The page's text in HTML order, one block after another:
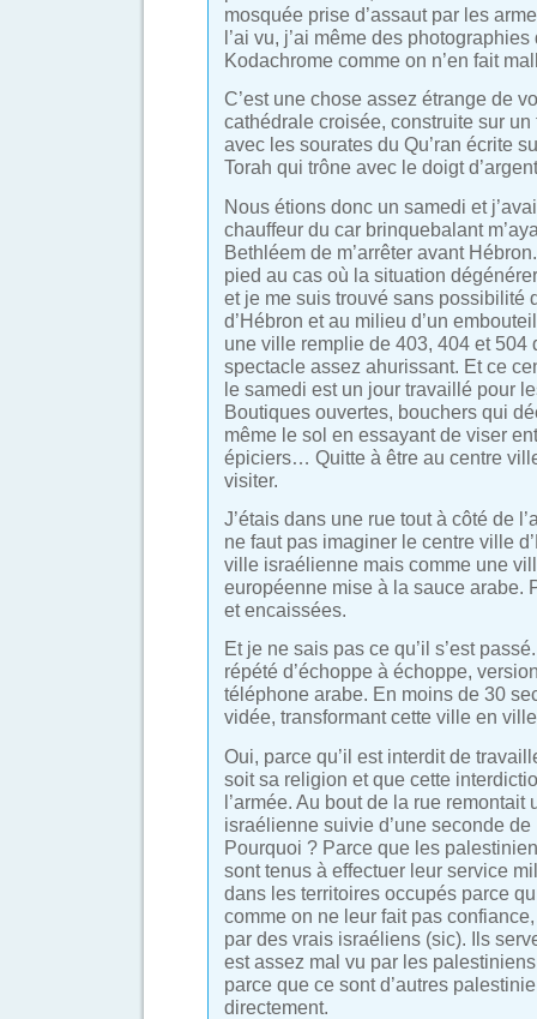
mosquée prise d’assaut par les
l’ai vu, j’ai même des
Kodachrome comme on n’en fait
C’est une chose assez étrange de
cathédrale croisée, construite sur
avec les sourates du Qu’ran écrite
Torah qui trône avec le doigt
Nous étions donc un samedi et
chauffeur du car brinquebalant
Bethléem de m’arrêter avant
pied au cas où la situation
et je me suis trouvé sans possibilité
d’Hébron et au milieu d’un
une ville remplie de 403, 404 et 504
spectacle assez ahurissant. Et ce
le samedi est un jour travaillé pour
Boutiques ouvertes, bouchers qui
même le sol en essayant de viser
épiciers… Quitte à être au centre
visiter.
J’étais dans une rue tout à côté de
ne faut pas imaginer le centre ville
ville israélienne mais comme une
européenne mise à la sauce arabe.
et encaissées.
Et je ne sais pas ce qu’il s’est
répété d’échoppe à échoppe,
téléphone arabe. En moins de 30
vidée, transformant cette ville en
Oui, parce qu’il est interdit de
soit sa religion et que cette
l’armée. Au bout de la rue remontait
israélienne suivie d’une seconde
Pourquoi ? Parce que les
sont tenus à effectuer leur service
dans les territoires occupés parce
comme on ne leur fait pas
par des vrais israéliens (sic). Ils
est assez mal vu par les
parce que ce sont d’autres
directement.